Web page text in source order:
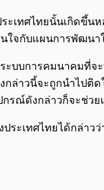
ะเทศไทยนั้นเกิดขึ้น
จกับแผนการพัฒนา
บการคมนาคมที่จ
กล่าวนี้จะถูกนำไป
ณ์ดังกล่าวก็จะช่ว
ระเทศไทยได้กล่าวว่